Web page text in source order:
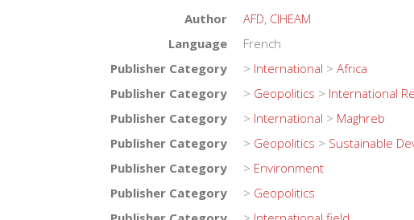
Author
AFD, CIHEAM
Language
French
Publisher Category
> International > Africa
Publisher Category
> Geopolitics > International
Publisher Category
> International > Maghreb
Publisher Category
> Geopolitics > Sustainable
Publisher Category
> Environment
Publisher Category
> Geopolitics